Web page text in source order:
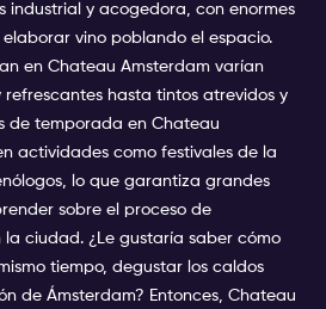
industrial y acogedora, con enormes
vino poblando el espacio.
en Chateau Amsterdam varían
refrescantes hasta tintos atrevidos y
de temporada en Chateau
actividades como festivales de la
lo que garantiza grandes
sobre el proceso de
ciudad. ¿Le gustaría saber cómo
tiempo, degustar los caldos
de Ámsterdam? Entonces, Chateau